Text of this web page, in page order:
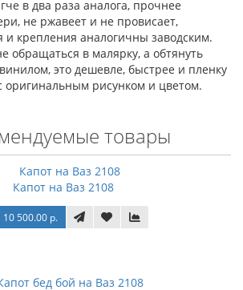
в два раза аналога, прочнее
не ржавеет и не провисает,
и крепления аналогичны заводским.
обращаться в малярку, а обтянуть
это дешевле, быстрее и пленку
оригинальным рисунком и цветом.
товары
Капот на Ваз 2108
10 500.00 р.